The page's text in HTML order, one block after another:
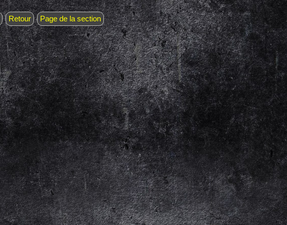
Retour Page de la section